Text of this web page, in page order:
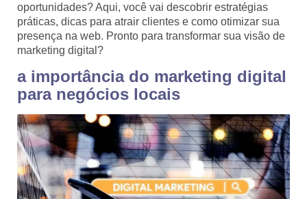
oportunidades? Aqui, você vai descobrir estratégias
práticas, dicas para atrair clientes e como otimizar sua
presença na web. Pronto para transformar sua visão de
marketing digital?
a importância do marketing digital
para negócios locais